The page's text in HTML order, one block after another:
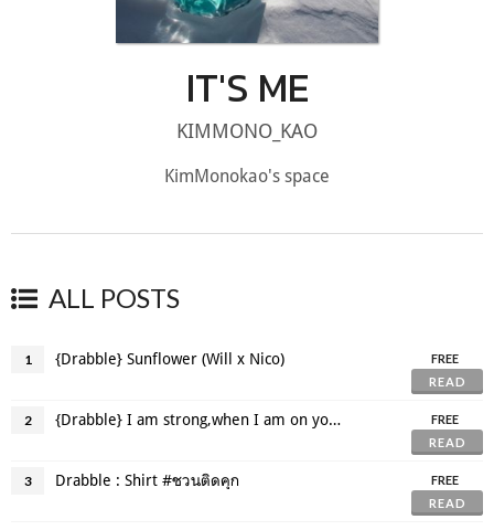
IT'S ME
KIMMONO_KAO
KimMonokao's space
ALL POSTS
1 {Drabble} Sunflower (Will x Nico)
FREE
READ
2 {Drabble} I am strong,when I am on your shoulders
FREE
READ
3 Drabble : Shirt #ชวนติดคุก
FREE
READ